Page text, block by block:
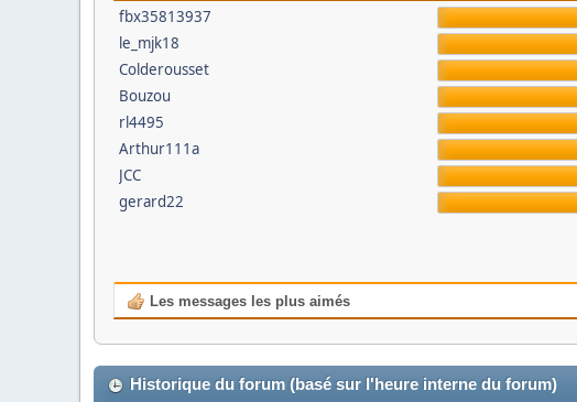
fbx35813937
le_mjk18
Colderousset
Bouzou
rl4495
Arthur111a
JCC
gerard22
Les messages les plus aimés
Historique du forum (basé sur l'heure interne du forum)